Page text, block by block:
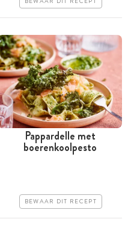
Minder dan 30 minuten
Erg makkelijk
Pappardelle met
boerenkoolpesto
BEWAAR DIT RECEPT